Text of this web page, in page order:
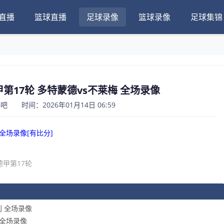
播 篮球直播 足球录像 篮球录像 足球集锦
17轮 多特蒙德vs不莱梅 全场录像
吧 时间：2026年01月14日 06:59
场录像[有比分]
甲第17轮
全场录像
场录像